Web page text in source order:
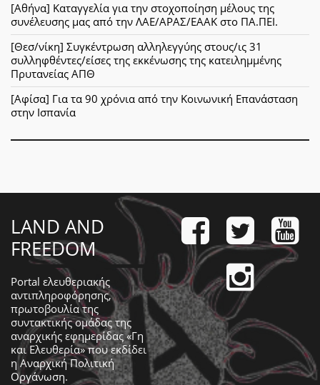
[Αθήνα] Καταγγελία για την στοχοποίηση μέλους της
συνέλευσης μας από την ΛΑΕ/ΑΡΑΣ/ΕΑΑΚ στο ΠΑ.ΠΕΙ.
[Θεσ/νίκη] Συγκέντρωση αλληλεγγύης στους/ις 31
συλληφθέντες/είσες της εκκένωσης της κατειλημμένης
Πρυτανείας ΑΠΘ
[Αφίσα] Για τα 90 χρόνια από την Κοινωνική Επανάσταση
στην Ισπανία
LAND AND
FREEDOM
Portal ελευθεριακής
αντιπληροφόρησης,
πρωτοβουλία της
συντακτικής ομάδας της
αναρχικής εφημερίδας «Γη
και Ελευθερία» που εκδίδει
ηΑναρχική Πολιτική
Οργάνωση.